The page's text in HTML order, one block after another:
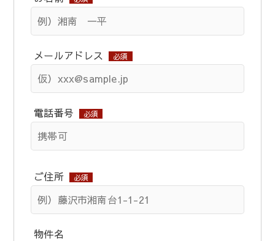
メールアドレス 必須
電話番号 必須
ご住所 必須
物件名